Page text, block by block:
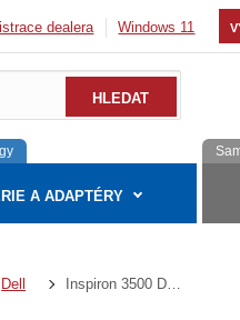
dealera Windows 11
A ADAPTÉRY
Dell